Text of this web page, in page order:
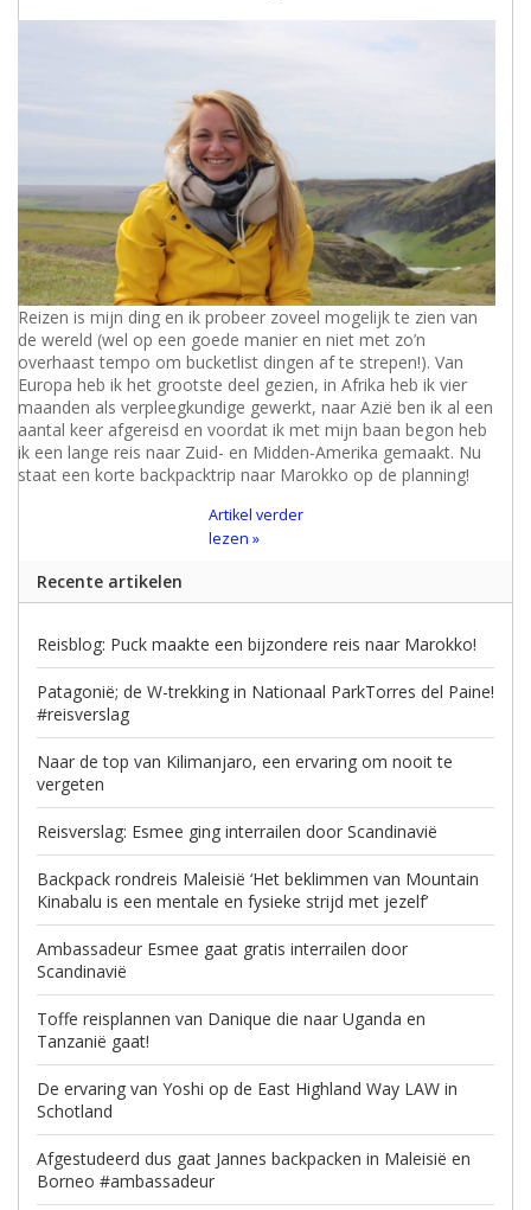
Reizen is mijn ding en ik probeer zoveel mogelijk te zien van
de wereld (wel op een goede manier en niet met zo’n
overhaast tempo om bucketlist dingen af te strepen!). Van
Europa heb ik het grootste deel gezien, in Afrika heb ik vier
maanden als verpleegkundige gewerkt, naar Azië ben ik al een
aantal keer afgereisd en voordat ik met mijn baan begon heb
ik een lange reis naar Zuid- en Midden-Amerika gemaakt. Nu
staat een korte backpacktrip naar Marokko op de planning!
Artikel verder
lezen »
Recente artikelen
Reisblog: Puck maakte een bijzondere reis naar Marokko!
Patagonië; de W-trekking in Nationaal ParkTorres del Paine!
#reisverslag
Naar de top van Kilimanjaro, een ervaring om nooit te
vergeten
Reisverslag: Esmee ging interrailen door Scandinavië
Backpack rondreis Maleisië ‘Het beklimmen van Mountain
Kinabalu is een mentale en fysieke strijd met jezelf’
Ambassadeur Esmee gaat gratis interrailen door
Scandinavië
Toffe reisplannen van Danique die naar Uganda en
Tanzanië gaat!
De ervaring van Yoshi op de East Highland Way LAW in
Schotland
Afgestudeerd dus gaat Jannes backpacken in Maleisië en
Borneo #ambassadeur